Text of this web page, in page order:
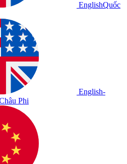
EnglishQuốc
English-
Phi